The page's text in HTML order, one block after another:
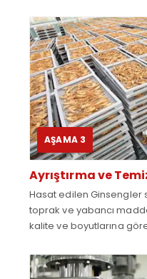
AŞAMA 3
Ayrıştırma ve
Hasat edilen
toprak ve yabancı
kalite ve boyutlarına göre